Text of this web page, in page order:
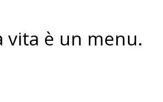
vita è un menu.